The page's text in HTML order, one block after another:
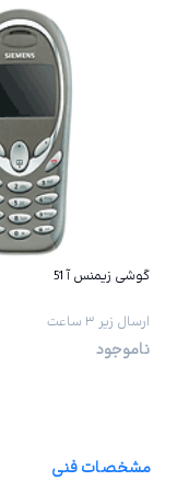
گوشی زیمنس آ 51
ارسال زیر ۳ ساعت
ناموجود
مشخصات فنی